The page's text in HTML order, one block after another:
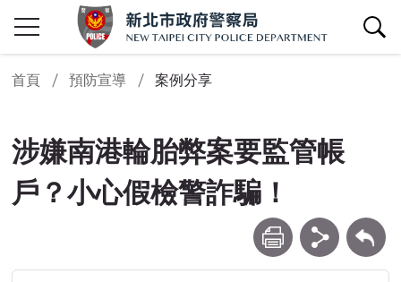
查詢區開關
首頁 預防宣導 案例分享
涉嫌南港輪胎弊案要監管帳
戶？小心假檢警詐騙！
列印 分享 回上一頁